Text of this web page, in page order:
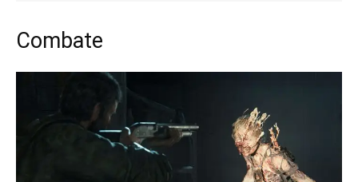
Combate